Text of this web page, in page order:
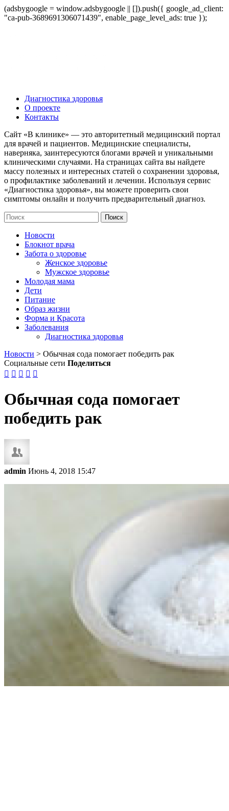
(adsbygoogle = window.adsbygoogle || []).push({ google_ad_client:
"ca-pub-3689691306071439", enable_page_level_ads: true });
Диагностика здоровья
О проекте
Контакты
Сайт «В клинике» — это авторитетный медицинский портал
для врачей и пациентов. Медицинские специалисты,
наверняка, заинтересуются блогами врачей и уникальными
клиническими случаями. На страницах сайта вы найдете
массу полезных и интересных статей о сохранении здоровья,
о профилактике заболеваний и лечении. Используя сервис
«Диагностика здоровья», вы можете проверить свои
симптомы онлайн и получить предварительный диагноз.
Новости
Блокнот врача
Забота о здоровье
Женское здоровье
Мужское здоровье
Молодая мама
Дети
Питание
Образ жизни
Форма и Красота
Заболевания
Диагностика здоровья
Новости > Обычная сода помогает победить рак
Социальные сети Поделиться
    
Обычная сода помогает
победить рак
admin Июнь 4, 2018 15:47